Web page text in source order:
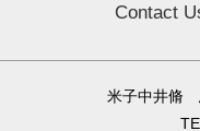
Contact
米子中井脩